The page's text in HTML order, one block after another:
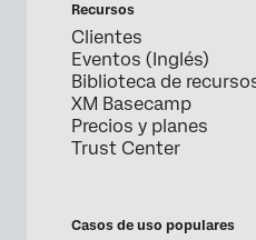
Recursos
Clientes
Eventos (Inglés)
Biblioteca de
XM Basecamp
Precios y planes
Trust Center
Casos de uso populares